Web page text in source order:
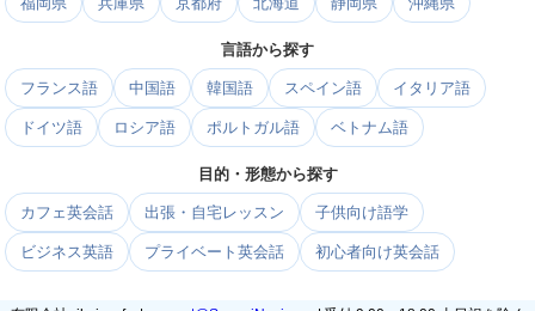
言語から探す
フランス語 中国語 韓国語 スペイン語 イタリア語
ドイツ語 ロシア語 ポルトガル語 ベトナム語
目的・形態から探す
カフェ英会話 出張・自宅レッスン 子供向け語学
ビジネス英語 プライベート英会話 初心者向け英会話